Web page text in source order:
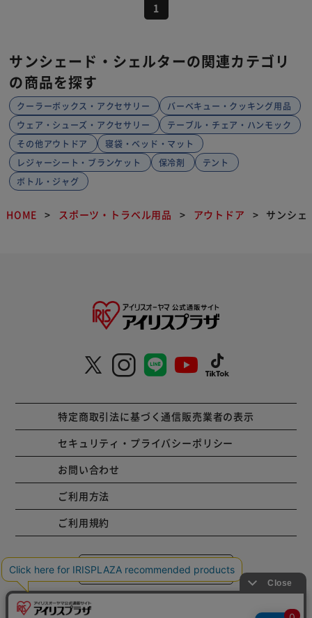
1
サンシェード・シェルターの関連カテゴリ
の商品を探す
クーラーボックス・アクセサリー
バーベキュー・クッキング用品
ウェア・シューズ・アクセサリー
テーブル・チェア・ハンモック
その他アウトドア
寝袋・ベッド・マット
レジャーシート・ブランケット
保冷剤
テント
ボトル・ジャグ
HOME スポーツ・トラベル用品 アウトドア サンシェ
特定商取引法に基づく通信販売業者の表示
セキュリティ・プライバシーポリシー
お問い合わせ
ご利用方法
ご利用規約
コーポレートサイト